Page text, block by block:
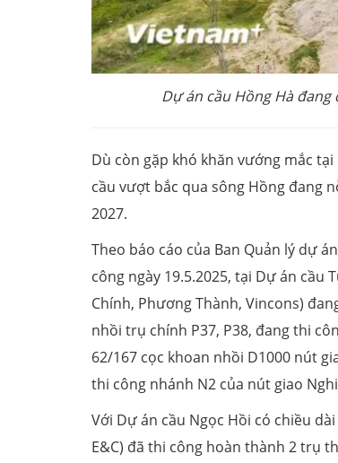
Dự án cầu Hồng Hà
Dù còn gặp khó khăn vướng mắc
cầu vượt bắc qua sông Hồng đang
2027.
Theo báo cáo của Ban Quản lý dự
công ngày 19.5.2025, tại Dự án cầu
Chính, Phương Thành, Vincons)
nhồi trụ chính P37, P38, đang thi
62/167 cọc khoan nhồi D1000 nút
thi công nhánh N2 của nút giao
Với Dự án cầu Ngọc Hồi có chiều
E&C) đã thi công hoàn thành 2 trụ